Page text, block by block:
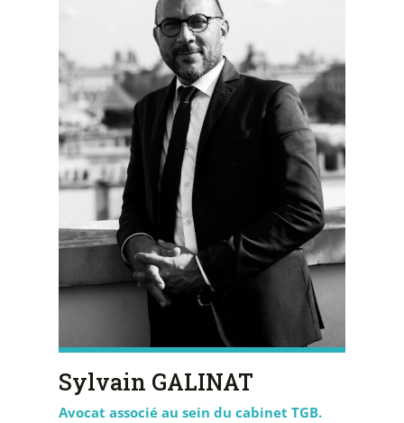
Sylvain GALINAT
Avocat associé au sein du cabinet TGB.